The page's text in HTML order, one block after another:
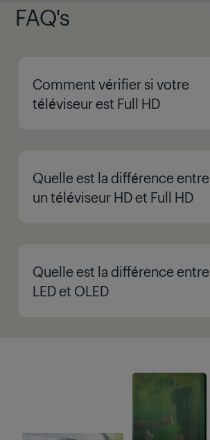
FAQ's
Comment vérifier si votre
téléviseur est Full HD
Quelle est la différence entre
un téléviseur HD et Full HD
Quelle est la différence entre
LED et OLED